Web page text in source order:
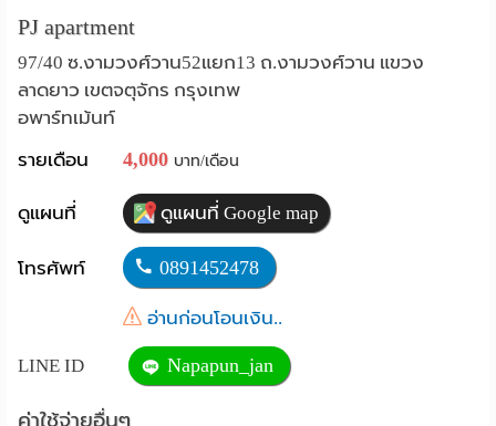
ประกาศ
ฟรี
Language
:
English
PJ apartment
97/40 ซ.งามวงศ์วาน52แยก13 ถ.งามวงศ์วาน แขวง
ลาดยาว เขตจตุจักร กรุงเทพ
อพาร์ทเม้นท์
รายเดือน
4,000 บาท/เดือน
ดูแผนที่ ดูแผนที่ Google map
โทรศัพท์ 0891452478
อ่านก่อนโอนเงิน..
LINE ID Napapun_jan
ค่าใช้จ่ายอื่นๆ